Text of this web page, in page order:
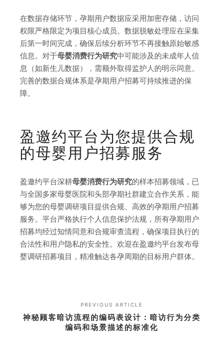
在数据存储环节，孕期用户数据应采用加密存储，访问
权限严格限定为项目核心成员。数据脱敏处理应在采集
后第一时间完成，确保后续分析环节不再接触原始敏感
信息。对于母婴消费行为研究中可能涉及的未成年人信
息（如新生儿数据），需额外取得监护人的明示同意。
完善的数据合规体系是孕期用户招募可持续推进的保
障。
盈邀约平台为您提供合规
的母婴用户招募服务
盈邀约平台深耕母婴消费行为研究的样本招募领域，已
与全国多家母婴医院和头部孕期社群建立合作关系，能
够为您的母婴调研项目提供合规、高效的孕期用户招募
服务。平台严格执行个人信息保护法规，所有孕期用户
招募均经过知情同意和合规审查流程，确保项目执行的
合法性和用户隐私的安全性。欢迎在盈邀约平台发布母
婴调研招募项目，精准触达各孕周期的目标用户群体。
PREVIOUS ARTICLE
神秘顾客暗访流程的编码表设计：暗访行为分类
编码和场景描述的标准化